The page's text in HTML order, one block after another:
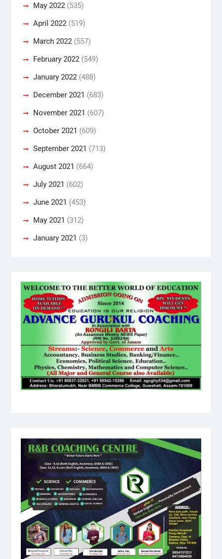
May 2022(535)
April 2022(519)
March 2022(557)
February 2022(549)
January 2022(488)
December 2021 (683)
November 2021 (607)
October 2021 (609)
September 2021 (713)
August 2021 (664)
July 2021 (602)
June 2021 (453)
May 2021 (312)
January 2021 (3)